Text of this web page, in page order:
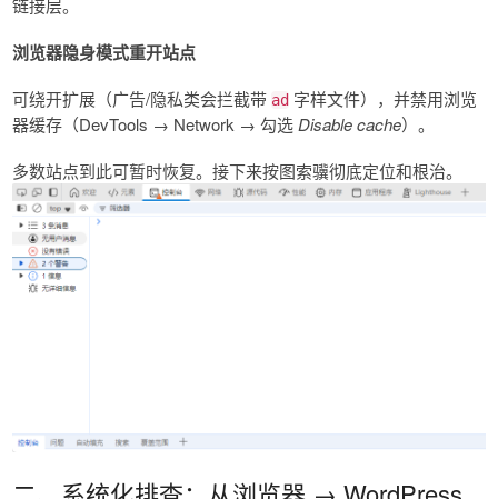
浏览器隐身模式重开站点
可绕开扩展（广告/隐私类会拦截带 ad 字样文件），并禁用浏览
器缓存（DevTools → Network → 勾选 Disable cache）。
多数站点到此可暂时恢复。接下来按图索骥彻底定位和根治。